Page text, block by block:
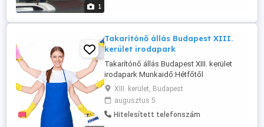
1
Takarítónő állás Budapest XIII.
kerület irodapark
Takarítónő állás Budapest XIII. kerület
irodapark Munkaidő:Hétfőtől
péntekig,06:00 14:00 Bérezés nettó:1 600
Ft óra Jelentkezés: Tárgy mezőbe kérném
beleírni:13 ker.
XIII. kerület, Budapest
augusztus 5
Hitelesített telefonszám